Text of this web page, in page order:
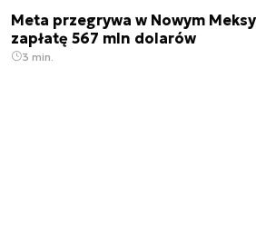
Meta przegrywa w Nowym
zapłatę 567 mln dolarów
3 min.